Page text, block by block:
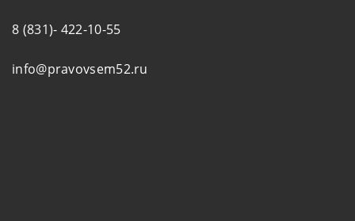
8 (831)- 422-10-55
info@pravovsem52.ru